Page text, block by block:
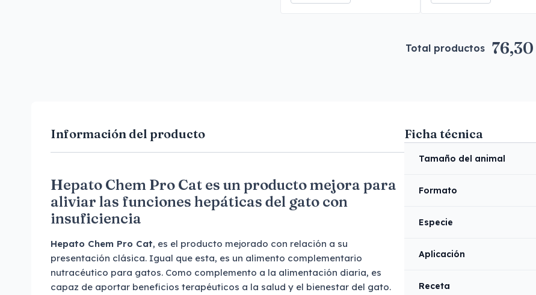
Total productos
Información del producto
Hepato Chem Pro Cat es un producto mejora para
aliviar las funciones hepáticas del gato con
insuficiencia
Hepato Chem Pro Cat, es el producto mejorado con relación a su
presentación clásica. Igual que esta, es un alimento complementario
nutracéutico para gatos. Como complemento a la alimentación diaria, es
capaz de aportar beneficios terapéuticos a la salud y el bienestar del gato.
Ficha técnica
Tamaño del animal
Formato
Especie
Aplicación
Receta